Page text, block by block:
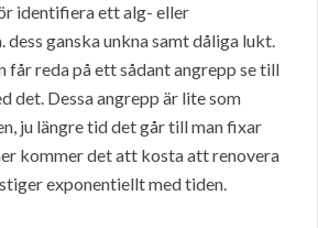
identifiera ett alg- eller
dess ganska unkna samt dåliga lukt.
får reda på ett sådant angrepp se till
det. Dessa angrepp är lite som
ju längre tid det går till man fixar
kommer det att kosta att renovera
exponentiellt med tiden.